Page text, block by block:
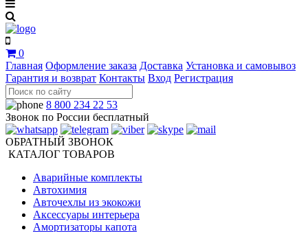
0
Главная Оформление заказа Доставка Установка и самовывоз
Гарантия и возврат Контакты Вход Регистрация
8 800 234 22 53
Звонок по России бесплатный
ОБРАТНЫЙ ЗВОНОК
КАТАЛОГ ТОВАРОВ
Аварийные комплекты
Автохимия
Авточехлы из экокожи
Аксессуары интерьера
Амортизаторы капота